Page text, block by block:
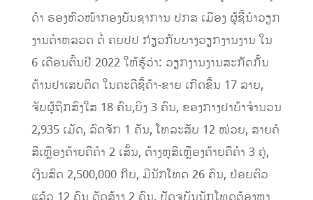
ດໍາ ຮອງຫົວໜ້າກອງບັນຊາການ ປກສ ເມືອງ ຜູ້ຊີ້ນໍາວຽກ
ງານຕໍາຫລວດ ຕໍ່ ຄຍປປ ກ່ຽວກັບບາງວຽກງານງານ ໃນ
6 ເດືອນຕົ້ນປີ 2022 ໃຫ້ຮູ້ວ່າ: ວຽກງານງານສະກັດກັ້ນ
ຕ້ານຢາເສບຕິດ ໃນຄະດີຊື້ຄ້າ-ຂາຍ ເກີດຂື້ນ 17 ລາຍ,
ຈັບຜູ້ຖືກສົງໃສ 18 ຄົນ,ຍິງ 3 ຄົນ, ຂອງກາງຢາບ້າຈໍານວນ
2,935 ເມັດ, ລົດຈັກ 1 ຄັນ, ໂທລະສັບ 12 ໜ່ວຍ, ສາຍຄໍ
ສີເຫຼືອງຄ້າຍຄືຄໍາ 2 ເສັ້ນ, ຕ້າງຫູສີເຫຼືອງຄ້າຍຄືຄໍາ 3 ຄູ່,
ເງີນສົດ 2,500,000 ກີບ, ມີນັກໂທດ 26 ຄົນ, ປ່ອຍຕົວ